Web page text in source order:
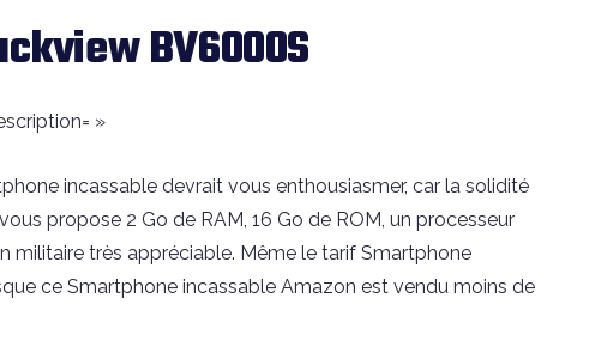
BV6000S
»
incassable devrait vous enthousiasmer, car la solidité
propose 2 Go de RAM, 16 Go de ROM, un processeur
militaire très appréciable. Même le tarif Smartphone
ce Smartphone incassable Amazon est vendu moins de